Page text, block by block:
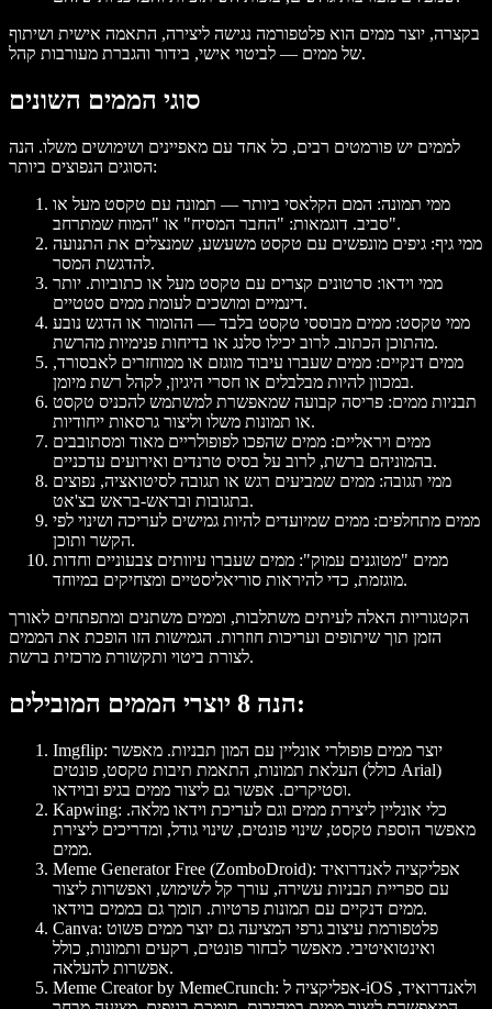
בקצרה, יוצר ממים הוא פלטפורמה נגישה ליצירה, התאמה אישית ושיתוף
של ממים — לביטוי אישי, בידור והגברת מעורבות קהל.
סוגי הממים השונים
לממים יש פורמטים רבים, כל אחד עם מאפיינים ושימושים משלו. הנה
הסוגים הנפוצים ביותר:
ממי תמונה: המם הקלאסי ביותר — תמונה עם טקסט מעל או
סביב. דוגמאות: "החבר המסיח" או "המוח שמתרחב".
ממי גיף: גיפים מונפשים עם טקסט משעשע, שמנצלים את התנועה
להדגשת המסר.
ממי וידאו: סרטונים קצרים עם טקסט מעל או כתוביות. יותר
דינמיים ומושכים לעומת ממים סטטיים.
ממי טקסט: ממים מבוססי טקסט בלבד — ההומור או הדגש נובע
מהתוכן הכתוב. לרוב יכילו סלנג או בדיחות פנימיות מהרשת.
ממים דנקיים: ממים שעברו עיבוד מוגזם או ממוחזרים לאבסורד,
במכוון להיות מבלבלים או חסרי היגיון, לקהל רשת מיומן.
תבניות ממים: פריסה קבועה שמאפשרת למשתמש להכניס טקסט
או תמונות משלו וליצור גרסאות ייחודיות.
ממים ויראליים: ממים שהפכו לפופולריים מאוד ומסתובבים
בהמוניהם ברשת, לרוב על בסיס טרנדים ואירועים עדכניים.
ממי תגובה: ממים שמביעים רגש או תגובה לסיטואציה, נפוצים
בתגובות ובראש‑בראש בצ'אט.
ממים מתחלפים: ממים שמיועדים להיות גמישים לעריכה ושינוי לפי
הקשר ותוכן.
ממים "מטוגנים עמוק": ממים שעברו עיוותים צבעוניים וחדות
מוגזמת, כדי להיראות סוריאליסטיים ומצחיקים במיוחד.
הקטגוריות האלה לעיתים משתלבות, וממים משתנים ומתפתחים לאורך
הזמן תוך שיתופים ועריכות חוזרות. הגמישות הזו הופכת את הממים
לצורת ביטוי ותקשורת מרכזית ברשת.
הנה 8 יוצרי הממים המובילים:
Imgflip: יוצר ממים פופולרי אונליין עם המון תבניות. מאפשר
העלאת תמונות, התאמת תיבות טקסט, פונטים (כולל Arial)
וסטיקרים. אפשר גם ליצור ממים בגיפ ובוידאו.
Kapwing: כלי אונליין ליצירת ממים וגם לעריכת וידאו מלאה.
מאפשר הוספת טקסט, שינוי פונטים, שינוי גודל, ומדריכים ליצירת
ממים.
Meme Generator Free (ZomboDroid): אפליקציה לאנדרואיד
עם ספריית תבניות עשירה, עורך קל לשימוש, ואפשרות ליצור
ממים דנקיים עם תמונות פרטיות. תומך גם בממים בוידאו.
Canva: פלטפורמת עיצוב גרפי המציעה גם יוצר ממים פשוט
ואינטואיטיבי. מאפשר לבחור פונטים, רקעים ותמונות, כולל
אפשרות להעלאה.
Meme Creator by MemeCrunch: אפליקציה ל-iOS ולאנדרואיד,